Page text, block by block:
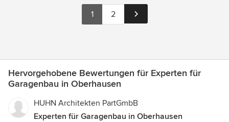
1 2
Hervorgehobene Bewertungen für Experten für
Garagenbau in Oberhausen
HUHN Architekten PartGmbB
Experten für Garagenbau in Oberhausen